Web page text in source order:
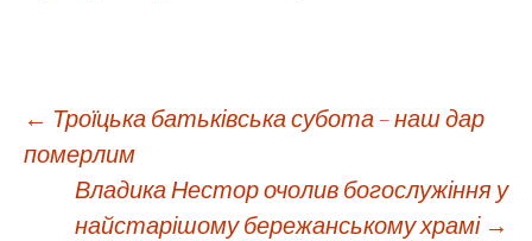
Навігація
← Троїцька батьківська субота – наш дар
померлим
Владика Нестор очолив богослужіння у
найстарішому бережанському храмі →